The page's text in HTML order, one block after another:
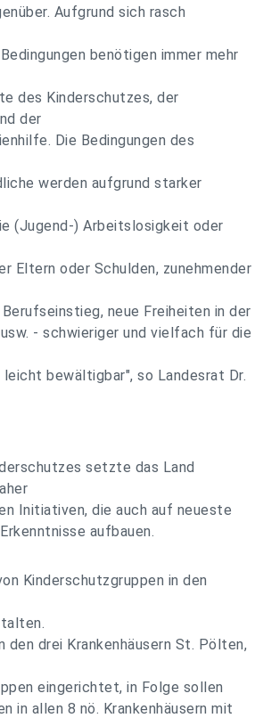
Aufgrund sich rasch
benötigen immer mehr
des Kinderschutzes, der
der
Die Bedingungen des
werden aufgrund starker
(Jugend-) Arbeitslosigkeit oder
Eltern oder Schulden, zunehmender
neue Freiheiten in der
- schwieriger und vielfach für die
bewältigbar", so Landesrat Dr.
setzte das Land
Initiativen, die auch auf neueste
aufbauen.
Kinderschutzgruppen in den
den drei Krankenhäusern St. Pölten,
eingerichtet, in Folge sollen
in allen 8 nö. Krankenhäusern mit